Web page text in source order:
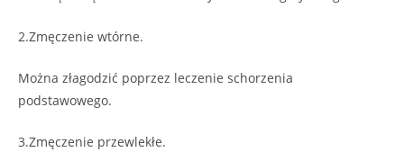
2.Zmęczenie wtórne.
Można złagodzić poprzez leczenie schorzenia
podstawowego.
3.Zmęczenie przewlekłe.